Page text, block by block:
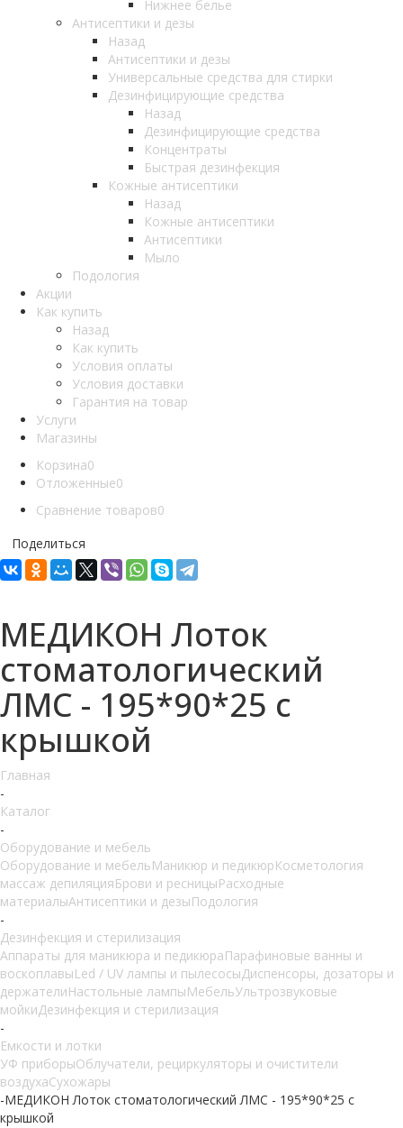
Нижнее белье
Антисептики и дезы
Назад
Антисептики и дезы
Универсальные средства для стирки
Дезинфицирующие средства
Назад
Дезинфицирующие средства
Концентраты
Быстрая дезинфекция
Кожные антисептики
Назад
Кожные антисептики
Антисептики
Мыло
Подология
Акции
Как купить
Назад
Как купить
Условия оплаты
Условия доставки
Гарантия на товар
Услуги
Магазины
Корзина0
Отложенные0
Сравнение товаров0
Поделиться
МЕДИКОН Лоток
стоматологический
ЛМС - 195*90*25 с
крышкой
Главная
-
Каталог
-
Оборудование и мебель
Оборудование и мебельМаникюр и педикюрКосметология
массаж депиляцияБрови и ресницыРасходные
материалыАнтисептики и дезыПодология
-
Дезинфекция и стерилизация
Аппараты для маникюра и педикюраПарафиновые ванны и
воскоплавыLed / UV лампы и пылесосыДиспенсоры, дозаторы и
держателиНастольные лампыМебельУльтрозвуковые
мойкиДезинфекция и стерилизация
-
Емкости и лотки
УФ приборыОблучатели, рециркуляторы и очистители
воздухаСухожары
-МЕДИКОН Лоток стоматологический ЛМС - 195*90*25 с
крышкой